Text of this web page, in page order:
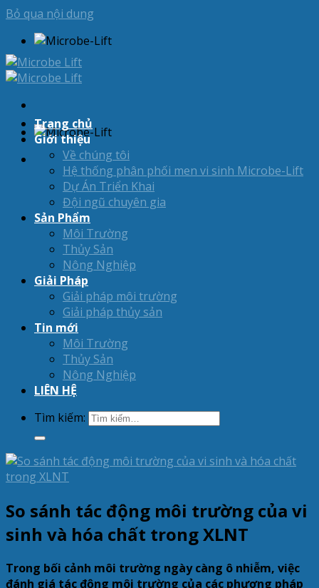
Bỏ qua nội dung
Trang chủ
Giới thiệu
Về chúng tôi
Hệ thống phân phối men vi sinh Microbe-Lift
Dự Án Triển Khai
Đội ngũ chuyên gia
Sản Phẩm
Môi Trường
Thủy Sản
Nông Nghiệp
Giải Pháp
Giải pháp môi trường
Giải pháp thủy sản
Tin mới
Môi Trường
Thủy Sản
Nông Nghiệp
LIÊN HỆ
Tìm kiếm:
So sánh tác động môi trường của vi
sinh và hóa chất trong XLNT
Trong bối cảnh môi trường ngày càng ô nhiễm, việc
đánh giá tác động môi trường của các phương pháp